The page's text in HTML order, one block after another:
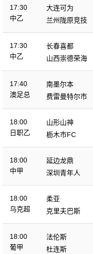
17:30
中乙
大连可为
兰州陇原竞技
17:30
中乙
长春喜都
山西崇德荣海
17:40
澳足总
南墨尔本
费雷曼特尔市
18:00
日职乙
山形山神
枥木市FC
18:00
中甲
延边龙鼎
深圳青年人
18:00
乌克超
柔亚
克里夫巴斯
18:00
葡甲
法伦斯
杜连斯